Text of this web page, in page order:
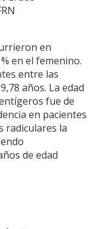
en
en el femenino.
entre las
años. La edad
fue de
en pacientes
radiculares la
de edad